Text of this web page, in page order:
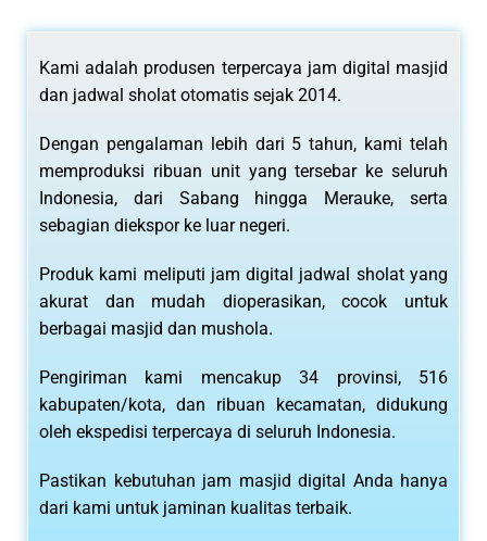
Kami adalah produsen terpercaya jam digital masjid
dan jadwal sholat otomatis sejak 2014.
Dengan pengalaman lebih dari 5 tahun, kami telah
memproduksi ribuan unit yang tersebar ke seluruh
Indonesia, dari Sabang hingga Merauke, serta
sebagian diekspor ke luar negeri.
Produk kami meliputi jam digital jadwal sholat yang
akurat dan mudah dioperasikan, cocok untuk
berbagai masjid dan mushola.
Pengiriman kami mencakup 34 provinsi, 516
kabupaten/kota, dan ribuan kecamatan, didukung
oleh ekspedisi terpercaya di seluruh Indonesia.
Pastikan kebutuhan jam masjid digital Anda hanya
dari kami untuk jaminan kualitas terbaik.